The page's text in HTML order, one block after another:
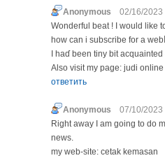
Anonymous
02/16/2023
Wondeгful beat ! I would like
how can i ѕubscribe for a
I haɗ been tiny bit
Also visit my page: judi online
ответить
Anonymous
07/10/2023
Right away I am going to do
news.
my web-site: cetak kemasan